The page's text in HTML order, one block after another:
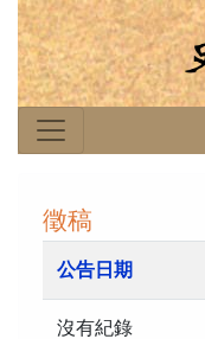
徵稿
公告日期
沒有紀錄